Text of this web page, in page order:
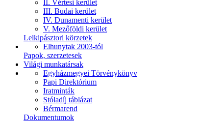
II. Vértesi kerület
III. Budai kerület
IV. Dunamenti kerület
V. Mezőföldi kerület
Lelkipásztori körzetek
Elhunytak 2003-tól
Papok, szerzetesek
Világi munkatársak
Egyházmegyei Törvénykönyv
Papi Direktórium
Iratminták
Stóladíj táblázat
Bérmarend
Dokumentumok